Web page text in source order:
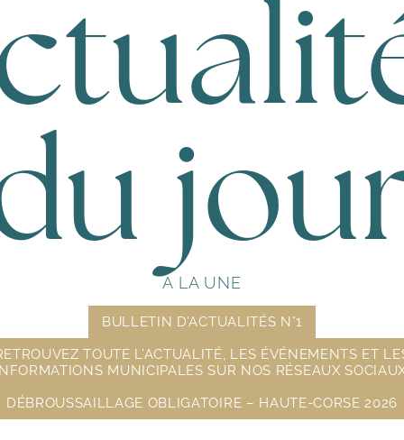
A LA UNE
BULLETIN D’ACTUALITÉS N°1
TOUTE L’ACTUALITÉ, LES ÉVÉNEMENTS ET
MUNICIPALES SUR NOS RÉSEAUX
DÉBROUSSAILLAGE OBLIGATOIRE – HAUTE-CORSE 2026